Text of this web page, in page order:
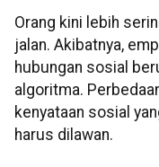
Orang kini lebih
jalan. Akibatnya,
hubungan sosial
algoritma.
kenyataan sosial
harus dilawan.